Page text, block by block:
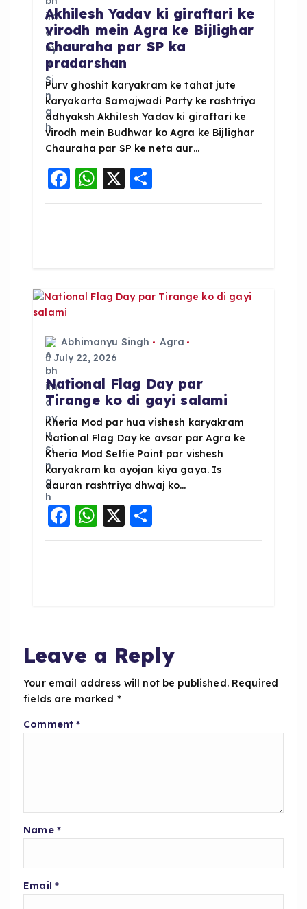
Akhilesh Yadav ki giraftari ke
virodh mein Agra ke Bijlighar
Chauraha par SP ka
pradarshan
Purv ghoshit karyakram ke tahat jute
karyakarta Samajwadi Party ke rashtriya
adhyaksh Akhilesh Yadav ki giraftari ke
virodh mein Budhwar ko Agra ke Bijlighar
Chauraha par SP ke neta aur…
F
a
o
k
W
h
p
p
X S
h
Abhimanyu Singh
Agra
July 22, 2026
National Flag Day par
Tirange ko di gayi salami
Kheria Mod par hua vishesh karyakram
National Flag Day ke avsar par Agra ke
Kheria Mod Selfie Point par vishesh
karyakram ka ayojan kiya gaya. Is
dauran rashtriya dhwaj ko…
F
a
o
k
W
h
p
X S
h
Leave a Reply
Your email address will not be published. Required
fields are marked *
Comment*
Name *
Email *